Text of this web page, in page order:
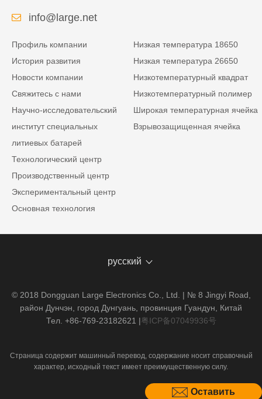
Оставить
info@large.net
Профиль компании
История развития
Новости компании
Свяжитесь с нами
Научно-исследовательский
институт специальных
литиевых батарей
Технологический центр
Производственный центр
Экспериментальный центр
Основная технология
Низкая температура 18650
Низкая температура 26650
Низкотемпературный квадрат
Низкотемпературный полимер
Широкая температурная ячейка
Взрывозащищенная ячейка
русский
© 2018 Dongguan Large Electronics Co., Ltd. | № 8 Jingyi Road,
район Дунчэн, город Дунгуань, провинция Гуандун, Китай
Тел. +86-769-23182621 |粤ICP备07049936号
Страница содержит машинный перевод, содержание носит справочный
характер, исходный текст имеет преимущественную силу.